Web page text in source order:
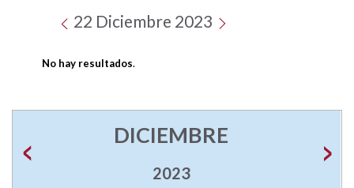
22 Diciembre 2023
No hay resultados.
DICIEMBRE
2023